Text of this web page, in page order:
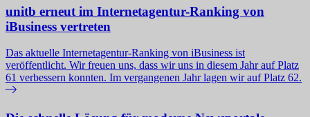
unitb erneut im Internetagentur-Ranking von
iBusiness vertreten
Das aktuelle Internetagentur-Ranking von iBusiness ist
veröffentlicht. Wir freuen uns, dass wir uns in diesem Jahr auf Platz
61 verbessern konnten. Im vergangenen Jahr lagen wir auf Platz 62.